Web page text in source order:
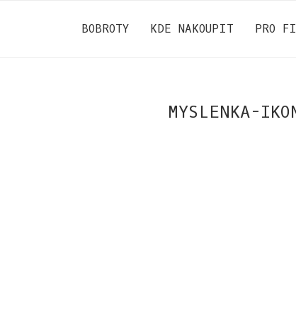
BOBROTY KDE NAKOUPIT PRO
MYSLENKA-